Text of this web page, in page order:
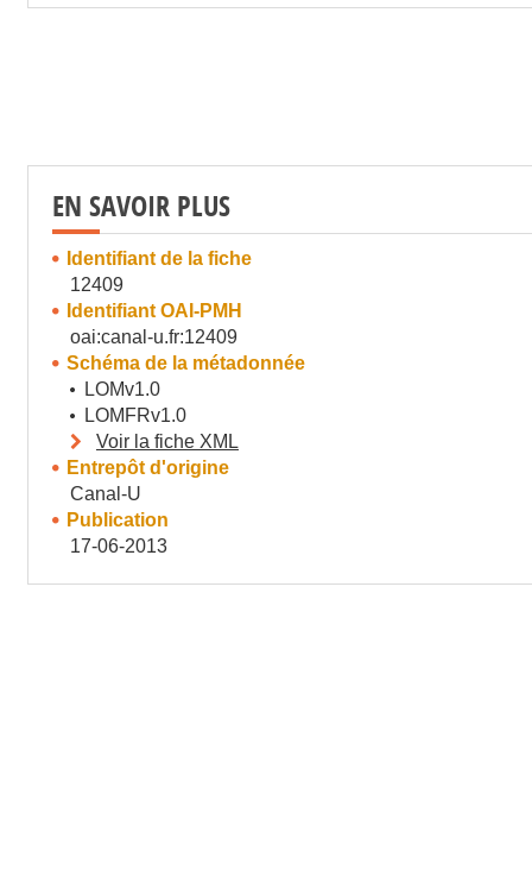
EN SAVOIR PLUS
Identifiant de la fiche
12409
Identifiant OAI-PMH
oai:canal-u.fr:12409
Schéma de la métadonnée
LOMv1.0
LOMFRv1.0
Voir la fiche XML
Entrepôt d'origine
Canal-U
Publication
17-06-2013